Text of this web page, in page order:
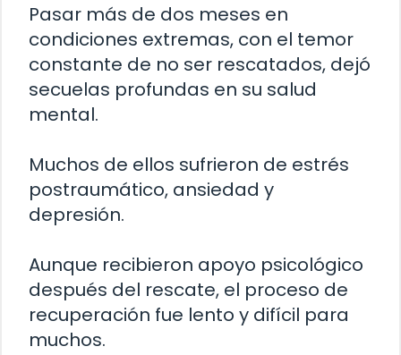
Pasar más de dos meses en
condiciones extremas, con el temor
constante de no ser rescatados, dejó
secuelas profundas en su salud
mental.
Muchos de ellos sufrieron de estrés
postraumático, ansiedad y
depresión.
Aunque recibieron apoyo psicológico
después del rescate, el proceso de
recuperación fue lento y difícil para
muchos.